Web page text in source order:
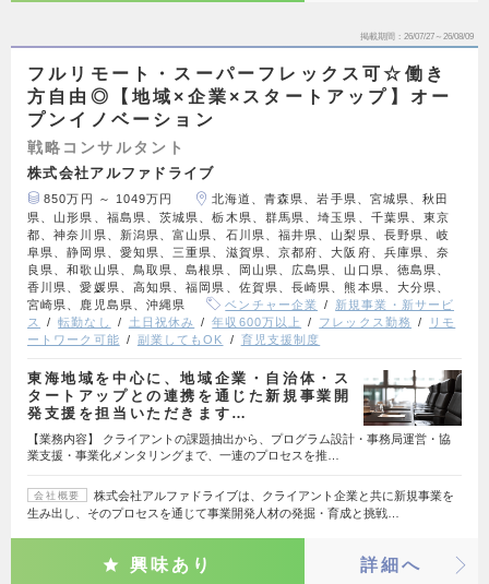
掲載期間 26/07/27～26/08/09
フルリモート・スーパーフレックス可☆働き
方自由◎【地域×企業×スタートアップ】オー
プンイノベーション
戦略コンサルタント
株式会社アルファドライブ
850万円 ～ 1049万円
北海道、青森県、岩手県、宮城県、秋田
県、山形県、福島県、茨城県、栃木県、群馬県、埼玉県、千葉県、東京
都、神奈川県、新潟県、富山県、石川県、福井県、山梨県、長野県、岐
阜県、静岡県、愛知県、三重県、滋賀県、京都府、大阪府、兵庫県、奈
良県、和歌山県、鳥取県、島根県、岡山県、広島県、山口県、徳島県、
香川県、愛媛県、高知県、福岡県、佐賀県、長崎県、熊本県、大分県、
宮崎県、鹿児島県、沖縄県
ベンチャー企業
新規事業・新サービ
ス
転勤なし 土日祝休み 年収600万以上 フレックス勤務
リモ
ートワーク可能
副業してもOK 育児支援制度
東海地域を中心に、地域企業・自治体・ス
タートアップとの連携を通じた新規事業開
発支援を担当いただきます…
【業務内容】 クライアントの課題抽出から、プログラム設計・事務局運営・協
業支援・事業化メンタリングまで、一連のプロセスを推…
会社概要
株式会社アルファドライブは、クライアント企業と共に新規事業を
生み出し、そのプロセスを通じて事業開発人材の発掘・育成と挑戦…
興味あり 詳細へ